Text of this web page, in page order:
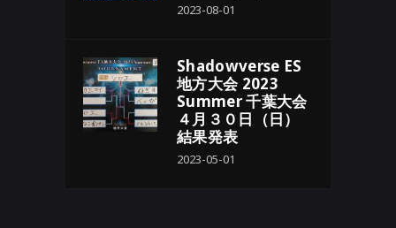
2023-08-01
Shadowverse ES
地方大会 2023
Summer 千葉大会
４月３０日（日）
結果発表
2023-05-01